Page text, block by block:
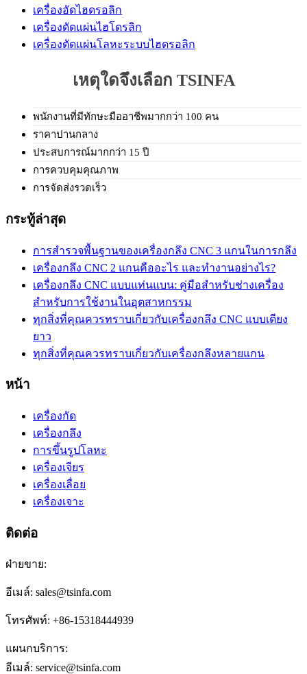
เครื่องอัดไฮดรอลิก
เครื่องดัดแผ่นไฮโดรลิก
เครื่องตัดแผ่นโลหะระบบไฮดรอลิก
เหตุใดจึงเลือก TSINFA
พนักงานที่มีทักษะมืออาชีพมากกว่า 100 คน
ราคาปานกลาง
ประสบการณ์มากกว่า 15 ปี
การควบคุมคุณภาพ
การจัดส่งรวดเร็ว
กระทู้ล่าสุด
การสำรวจพื้นฐานของเครื่องกลึง CNC 3 แกนในการกลึง
เครื่องกลึง CNC 2 แกนคืออะไร และทำงานอย่างไร?
เครื่องกลึง CNC แบบแท่นแบน: คู่มือสำหรับช่างเครื่อง
สำหรับการใช้งานในอุตสาหกรรม
ทุกสิ่งที่คุณควรทราบเกี่ยวกับเครื่องกลึง CNC แบบเตียง
ยาว
ทุกสิ่งที่คุณควรทราบเกี่ยวกับเครื่องกลึงหลายแกน
หน้า
เครื่องกัด
เครื่องกลึง
การขึ้นรูปโลหะ
เครื่องเจียร
เครื่องเลื่อย
เครื่องเจาะ
ติดต่อ
ฝ่ายขาย:
อีเมล์: sales@tsinfa.com
โทรศัพท์: +86-15318444939
แผนกบริการ:
อีเมล์: service@tsinfa.com